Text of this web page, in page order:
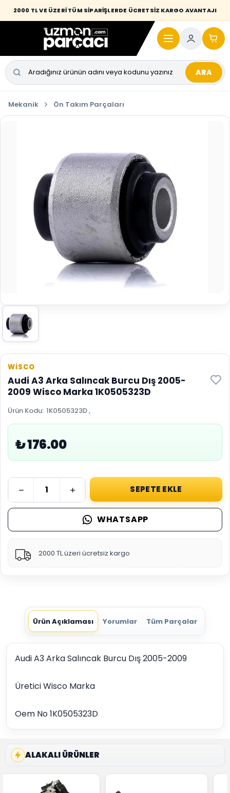
2000 TL VE ÜZERİ TÜM SİPARİŞLERDE ÜCRETSİZ KARGO AVANTAJI
Desi / hacim sınırını aşan kaporta parçalarında taşıma bedeli alıcıya
yansıtılmaktadır.
ARA
Mekanik Ön Takım Parçaları
WİSCO
Audi A3 Arka Salıncak Burcu Dış 2005-
2009 Wisco Marka 1K0505323D
Ürün Kodu: 1K0505323D ,
₺ 176.00
SEPETE EKLE
WHATSAPP
2000 TL üzeri ücretsiz kargo
Ürün Açıklaması Yorumlar Tüm Parçalar
Audi A3 Arka Salıncak Burcu Dış 2005-2009
Üretici Wisco Marka
Oem No 1K0505323D
ALAKALI ÜRÜNLER